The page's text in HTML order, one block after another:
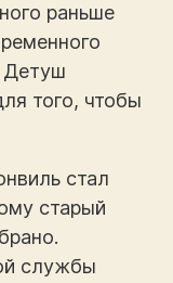
раньше
Детуш
того, чтобы
стал
старый
службы